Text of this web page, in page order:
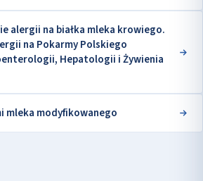
alergii na białka mleka krowiego.
na Pokarmy Polskiego
Hepatologii i Żywienia
mleka modyfikowanego